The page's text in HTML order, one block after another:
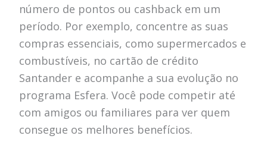
número de pontos ou cashback em um
período. Por exemplo, concentre as suas
compras essenciais, como supermercados e
combustíveis, no cartão de crédito
Santander e acompanhe a sua evolução no
programa Esfera. Você pode competir até
com amigos ou familiares para ver quem
consegue os melhores benefícios.